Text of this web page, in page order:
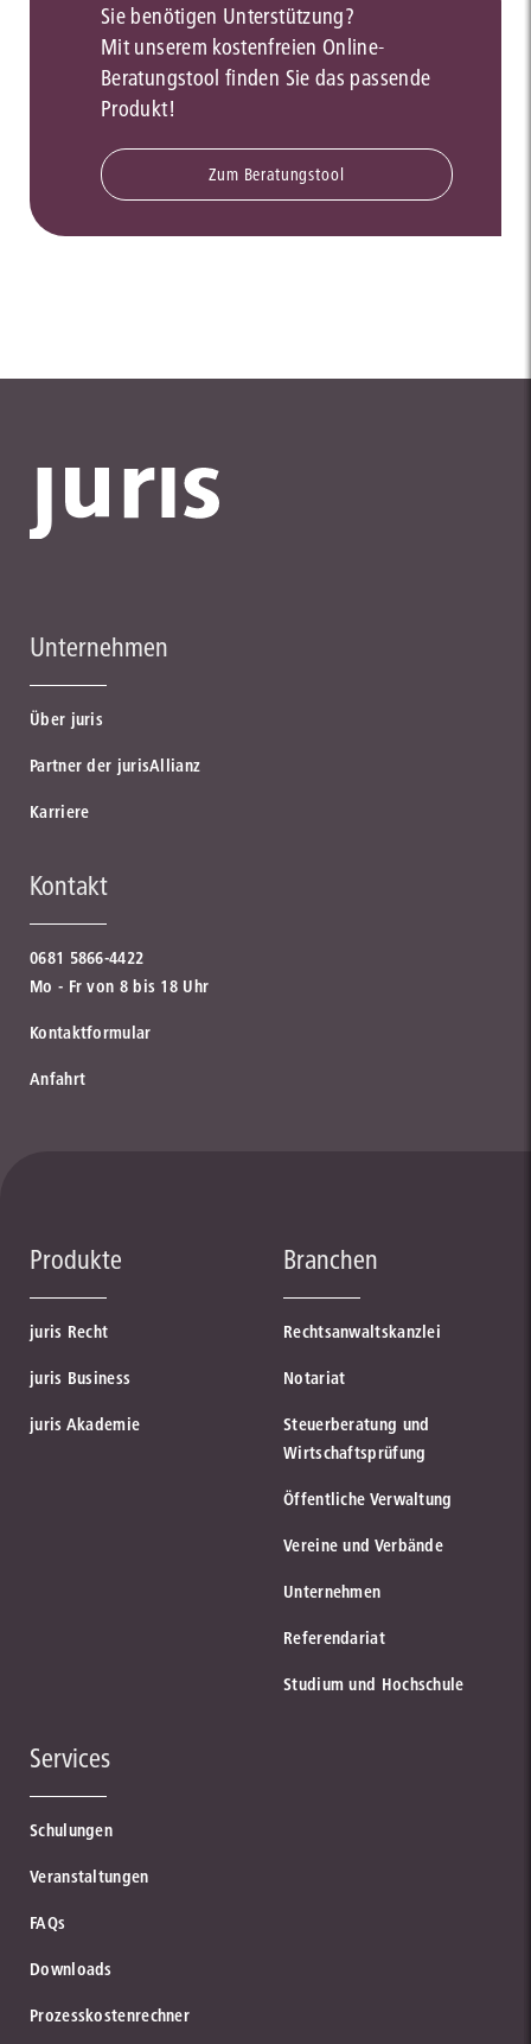
Sie benötigen Unterstützung?
Mit unserem kostenfreien Online-
Beratungstool finden Sie das passende
Produkt!
Zum Beratungstool
Unternehmen
Über juris
Partner der jurisAllianz
Karriere
Kontakt
0681 5866-4422
Mo - Fr von 8 bis 18 Uhr
Kontaktformular
Anfahrt
Produkte
juris Recht
juris Business
juris Akademie
Branchen
Rechtsanwaltskanzlei
Notariat
Steuerberatung und
Wirtschaftsprüfung
Öffentliche Verwaltung
Vereine und Verbände
Unternehmen
Referendariat
Studium und Hochschule
Services
Schulungen
Veranstaltungen
FAQs
Downloads
Prozesskostenrechner